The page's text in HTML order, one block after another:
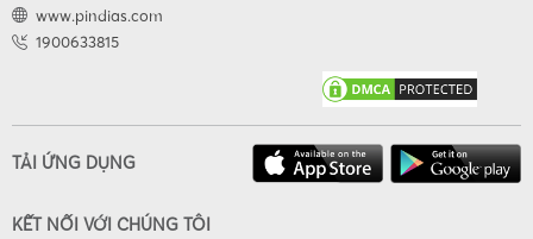
www.pindias.com
1900633815
TẢI ỨNG DỤNG
KẾT NỐI VỚI CHÚNG TÔI